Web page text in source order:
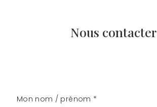
Nous contacter